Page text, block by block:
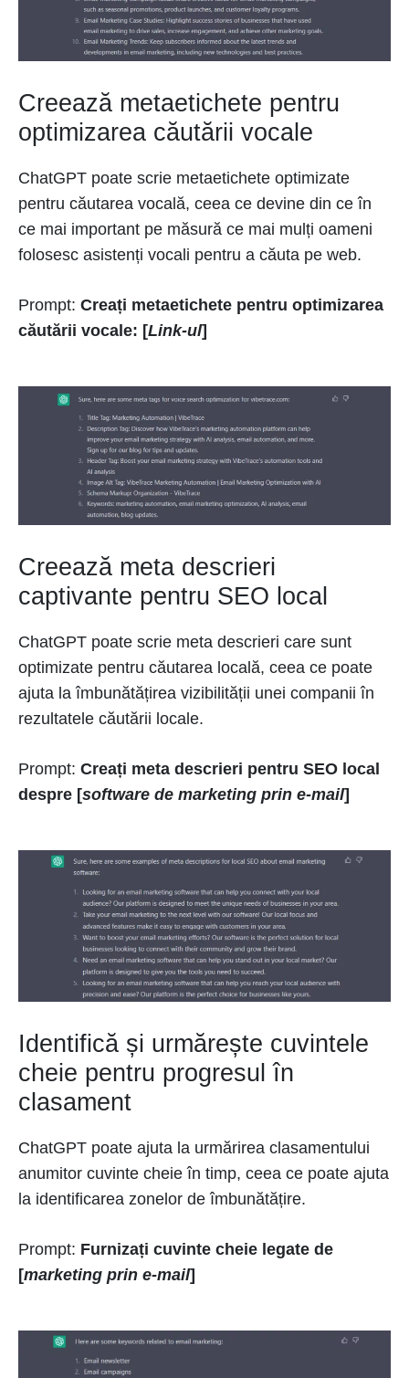
Creează metaetichete pentru
optimizarea căutării vocale
ChatGPT poate scrie metaetichete optimizate
pentru căutarea vocală, ceea ce devine din ce în
ce mai important pe măsură ce mai mulți oameni
folosesc asistenți vocali pentru a căuta pe web.
Prompt: Creați metaetichete pentru optimizarea
căutării vocale: [Link-ul]
Creează meta descrieri
captivante pentru SEO local
ChatGPT poate scrie meta descrieri care sunt
optimizate pentru căutarea locală, ceea ce poate
ajuta la îmbunătățirea vizibilității unei companii în
rezultatele căutării locale.
Prompt: Creați meta descrieri pentru SEO local
despre [software de marketing prin e-mail]
Identifică și urmărește cuvintele
cheie pentru progresul în
clasament
ChatGPT poate ajuta la urmărirea clasamentului
anumitor cuvinte cheie în timp, ceea ce poate ajuta
la identificarea zonelor de îmbunătățire.
Prompt: Furnizați cuvinte cheie legate de
[marketing prin e-mail]